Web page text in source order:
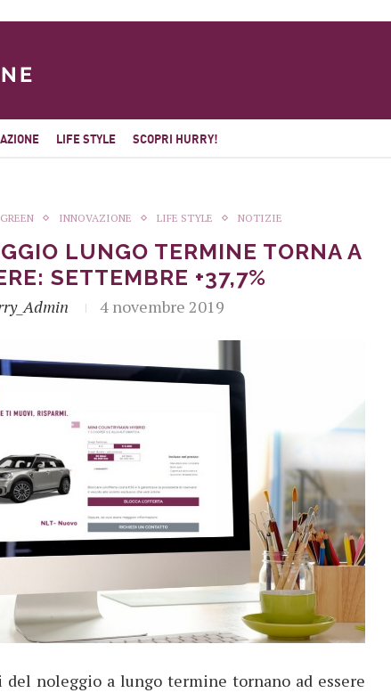
LIFE STYLE SCOPRI HURRY!
GREEN INNOVAZIONE LIFE STYLE NOTIZIE
LUNGO TERMINE TORNA A
SETTEMBRE +37,7%
4 novembre 2019
del noleggio a lungo termine tornano ad essere